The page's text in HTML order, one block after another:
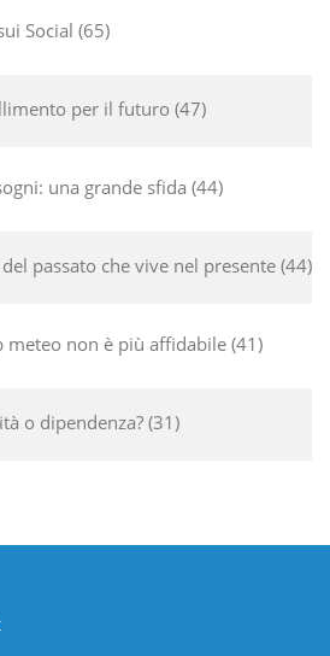
Social 65
per il futuro 47
una grande sfida 44
passato che vive nel presente 44
meteo non è più affidabile 41
o dipendenza? 31